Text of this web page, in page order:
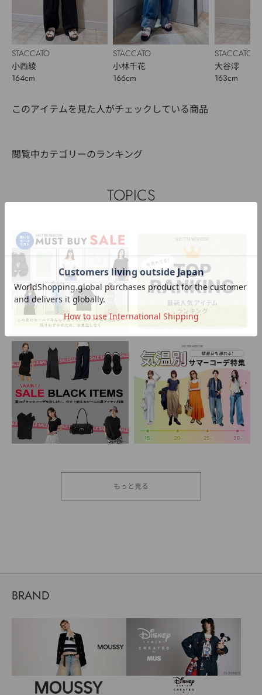
STACCATO
小西綾
164cm
STACCATO
小林千花
166cm
STACCATO
大谷澪
163cm
このアイテムを見た人がチェックしている商品
閲覧中カテゴリーのランキング
TOPICS
もっと見る
BRAND